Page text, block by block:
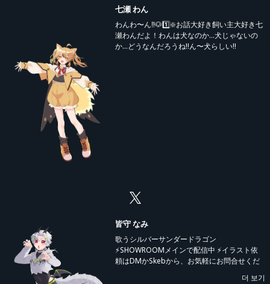
七瀬 わん
わんわ〜ん‼︎🐶1️⃣❇️お話大好き飼い主大好き七
瀬わんだよ！わんは犬なのか…犬じゃないの
か…どうなんだろうね!!ん〜犬らしい!!
皆守 なみ
歌うシルバーサンダードラゴン
⚡️SHOWROOMメインで配信中 ⚡イラスト依
頼はDMかSkebから、お気軽にお問合せくだ
더 보기